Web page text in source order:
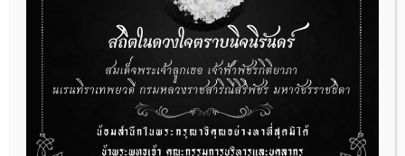
กองควบคุมเครื่องมือแพทย์ เปิดรับฟังความคิดเห็นหลักการยกร่าง
กฎหมาย จำนวน 3 ฉบับ ผ่านระบบกลางทางกฎหมาย
22 กรกฎาคม 2026